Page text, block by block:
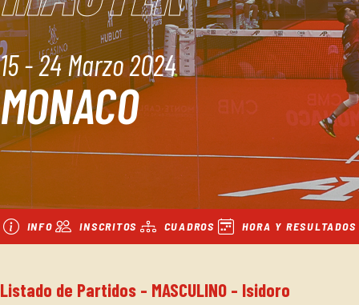
15 - 24 Marzo 2024
MONACO
INFO INSCRITOS CUADROS HORA Y RESULTADOS
Listado de Partidos - MASCULINO - Isidoro